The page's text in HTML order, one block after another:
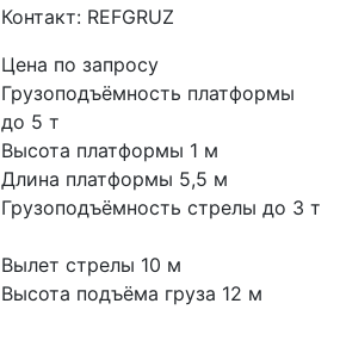
Контакт: REFGRUZ
Цена по запросу
Грузоподъёмность платформы
до 5 т
Высота платформы 1 м
Длина платформы 5,5 м
Грузоподъёмность стрелы до 3 т
Вылет стрелы 10 м
Высота подъёма груза 12 м